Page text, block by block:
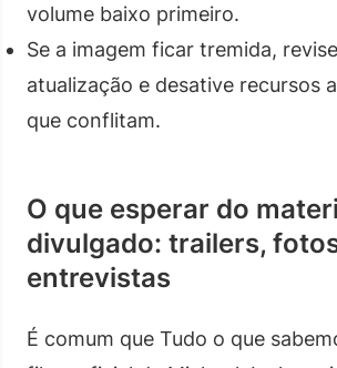
volume baixo primeiro.
Se a imagem ficar tremida,
atualização e desative recursos
que conflitam.
O que esperar do
divulgado: trailers,
entrevistas
É comum que Tudo o que